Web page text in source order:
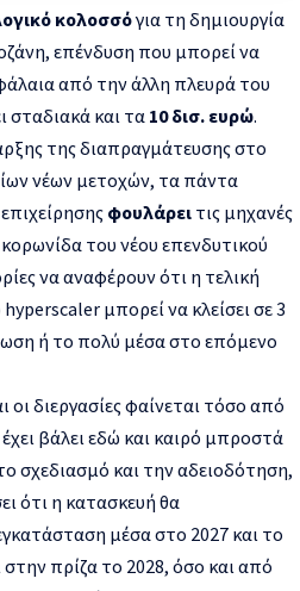
κολοσσόγια τη δημιουργία
επένδυση που μπορεί να
από την άλλη πλευρά του
σταδιακά και τα 10 δισ. ευρώ.
της διαπραγμάτευσης στο
νέων μετοχών, τα πάντα
φουλάρει τις μηχανές
του νέου επενδυτικού
να αναφέρουν ότι η τελική
μπορεί να κλείσει σε 3
ή το πολύ μέσα στο επόμενο
διεργασίες φαίνεται τόσο από
βάλει εδώ και καιρό μπροστά
σχεδιασμό και την αδειοδότηση,
ότι η κατασκευή θα
μέσα στο 2027 και το
στην πρίζα το 2028, όσο και από